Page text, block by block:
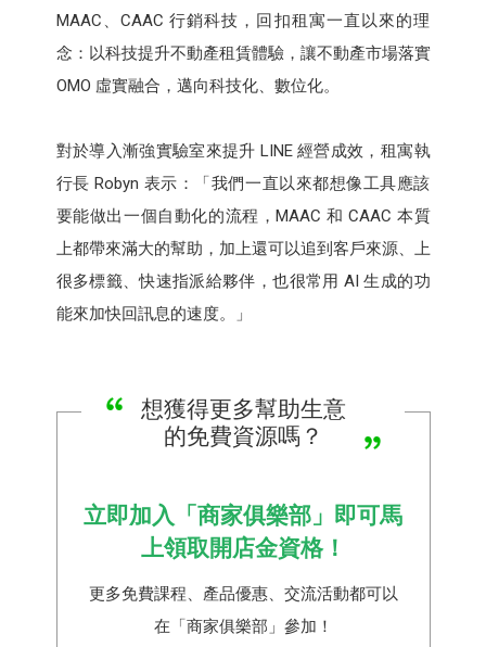
MAAC、CAAC 行銷科技，回扣租寓一直以來的理
念：以科技提升不動產租賃體驗，讓不動產市場落實
OMO 虛實融合，邁向科技化、數位化。
對於導入漸強實驗室來提升 LINE 經營成效，租寓執
行長 Robyn 表示：「我們一直以來都想像工具應該
要能做出一個自動化的流程，MAAC 和 CAAC 本質
上都帶來滿大的幫助，加上還可以追到客戶來源、上
很多標籤、快速指派給夥伴，也很常用 AI 生成的功
能來加快回訊息的速度。」
想獲得更多幫助生意
的免費資源嗎？
立即加入「商家俱樂部」即可馬
上領取開店金資格！
更多免費課程、產品優惠、交流活動都可以
在「商家俱樂部」參加！